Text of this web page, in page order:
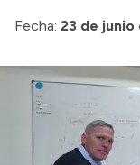
Fecha: 23 de junio